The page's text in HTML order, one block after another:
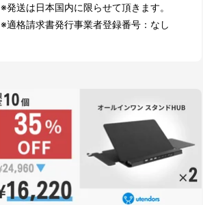
※発送は日本国内に限らせて頂きます。
※適格請求書発行事業者登録番号：なし